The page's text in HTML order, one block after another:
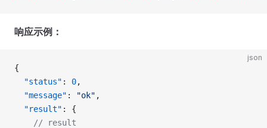
响应示例：
json
{
  "status"
: 0,
  "message"
: "ok" ,
  "result"
: {
    // result